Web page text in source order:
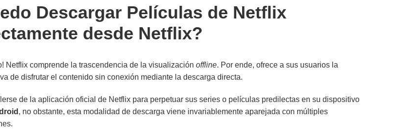
Descargar Películas de Netflix
desde Netflix?
Netflix comprende la trascendencia de la visualización offline. Por ende, ofrece a sus usuarios la
de disfrutar el contenido sin conexión mediante la descarga directa.
de la aplicación oficial de Netflix para perpetuar sus series o películas predilectas en su dispositivo
, no obstante, esta modalidad de descarga viene invariablemente aparejada con múltiples